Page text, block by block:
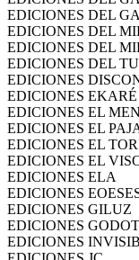
EDICIONES DEL
EDICIONES DEL
EDICIONES DEL
EDICIONES DEL
EDICIONES
EDICIONES EKARÉ
EDICIONES EL
EDICIONES EL
EDICIONES EL
EDICIONES EL
EDICIONES ELA
EDICIONES
EDICIONES GILUZ
EDICIONES GODOT
EDICIONES